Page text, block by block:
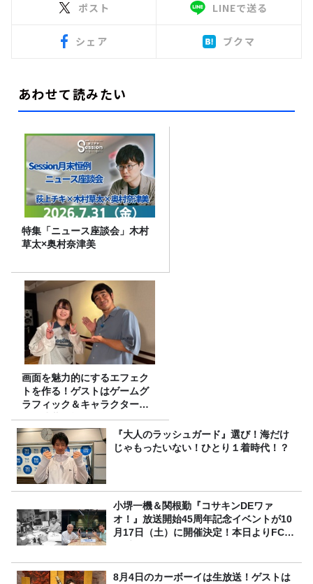
ポスト LINEで送る
シェア ブクマ
あわせて読みたい
特集「ニュース座談会」木村
草太×奥村奈津美
画面を魅力的にするエフェク
トを作る！ゲストはゲームグ
ラフィック＆キャラクター専
攻の遠藤里桜さん！
『大人のラッシュガード』選び！海だけ
じゃもったいない！ひとり１着時代！？
小堺一機＆関根勤『コサキンDEワァ
オ！』放送開始45周年記念イベントが10
月17日（土）に開催決定！本日よりFC先
8月4日のカーボーイは生放送！ゲストは